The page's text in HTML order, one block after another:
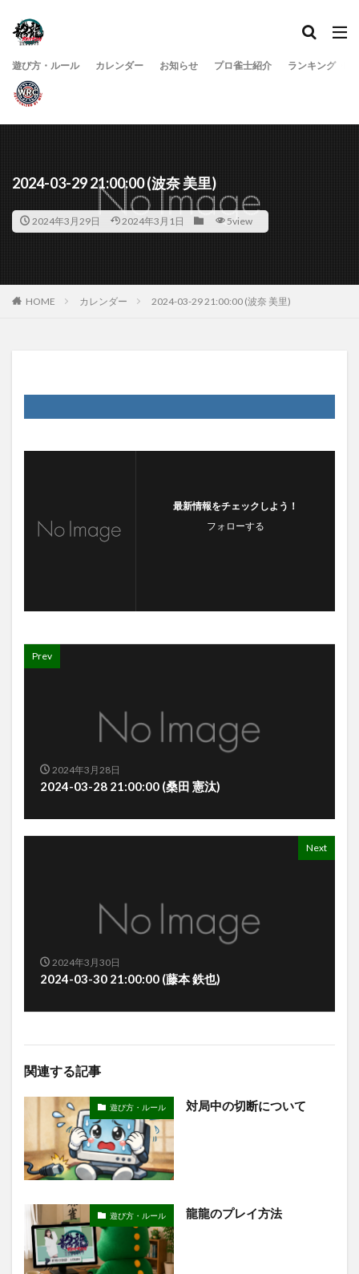
遊び方・ルール カレンダー お知らせ プロ雀士紹介 ランキング
2024-03-29 21:00:00 (波奈 美里)
2024年3月29日 2024年3月1日 5view
HOME カレンダー 2024-03-29 21:00:00 (波奈 美里)
最新情報をチェックしよう！
フォローする
Prev
2024年3月28日
2024-03-28 21:00:00 (桑田 憲汰)
Next
2024年3月30日
2024-03-30 21:00:00 (藤本 鉄也)
関連する記事
遊び方・ルール 対局中の切断について
遊び方・ルール 龍龍のプレイ方法